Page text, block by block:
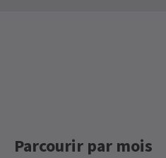
Parcourir par mois